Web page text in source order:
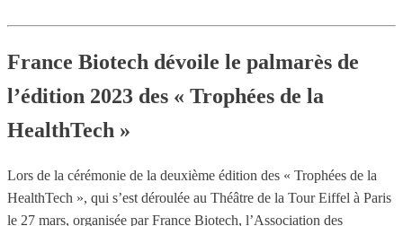
France Biotech dévoile le palmarès de
l’édition 2023 des « Trophées de la
HealthTech »
Lors de la cérémonie de la deuxième édition des « Trophées de la
HealthTech », qui s’est déroulée au Théâtre de la Tour Eiffel à Paris
le 27 mars, organisée par France Biotech, l’Association des